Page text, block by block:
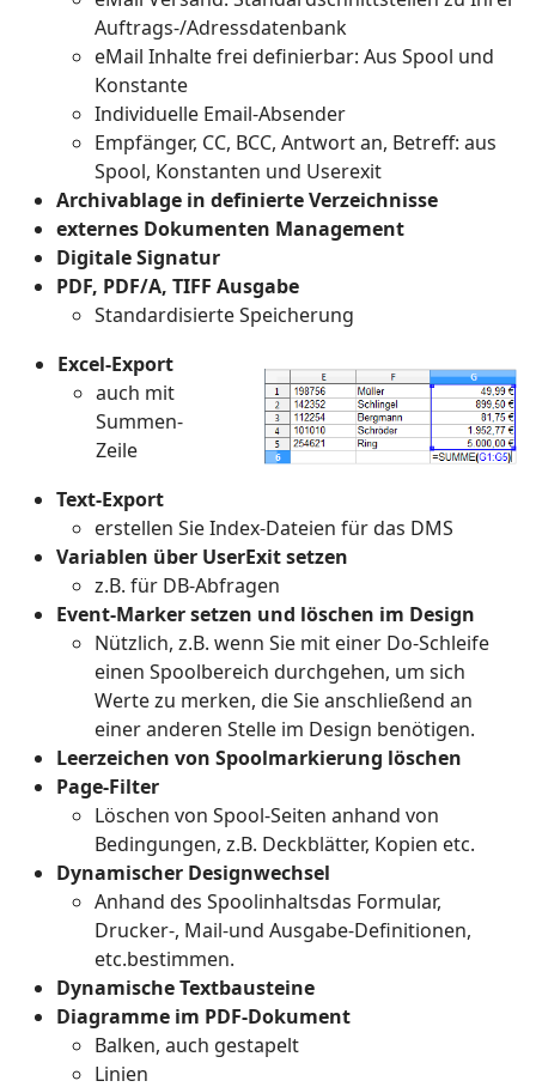
Auftrags-/Adressdatenbank
eMail Inhalte frei definierbar: Aus Spool und
Konstante
Individuelle Email-Absender
Empfänger, CC, BCC, Antwort an, Betreff: aus
Spool, Konstanten und Userexit
Archivablage in definierte Verzeichnisse
externes Dokumenten Management
Digitale Signatur
PDF, PDF/A, TIFF Ausgabe
Standardisierte Speicherung
Excel-Export
auch mit
Summen-
Zeile
Text-Export
erstellen Sie Index-Dateien für das DMS
Variablen über UserExit setzen
z.B. für DB-Abfragen
Event-Marker setzen und löschen im Design
Nützlich, z.B. wenn Sie mit einer Do-Schleife
einen Spoolbereich durchgehen, um sich
Werte zu merken, die Sie anschließend an
einer anderen Stelle im Design benötigen.
Leerzeichen von Spoolmarkierung löschen
Page-Filter
Löschen von Spool-Seiten anhand von
Bedingungen, z.B. Deckblätter, Kopien etc.
Dynamischer Designwechsel
Anhand des Spoolinhaltsdas Formular,
Drucker-, Mail-und Ausgabe-Definitionen,
etc.bestimmen.
Dynamische Textbausteine
Diagramme im PDF-Dokument
Balken, auch gestapelt
Linien